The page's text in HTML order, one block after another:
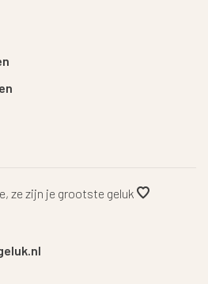
ze zijn je grootste geluk